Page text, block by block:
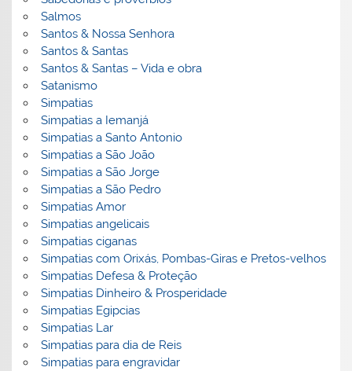
Salmos
Santos & Nossa Senhora
Santos & Santas
Santos & Santas – Vida e obra
Satanismo
Simpatias
Simpatias a Iemanjá
Simpatias a Santo Antonio
Simpatias a São João
Simpatias a São Jorge
Simpatias a São Pedro
Simpatias Amor
Simpatias angelicais
Simpatias ciganas
Simpatias com Orixás, Pombas-Giras e Pretos-velhos
Simpatias Defesa & Proteção
Simpatias Dinheiro & Prosperidade
Simpatias Egipcias
Simpatias Lar
Simpatias para dia de Reis
Simpatias para engravidar